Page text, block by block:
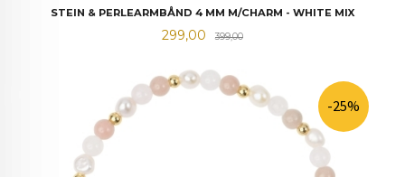
STEIN & PERLEARMBÅND 4 MM M/CHARM - WHITE MIX
Tilbud
299,00 399,00Rabatt
-25%